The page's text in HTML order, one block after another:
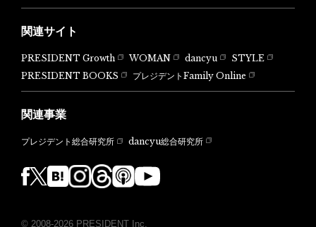
関連サイト
PRESIDENT Growth WOMAN dancyu
STYLE
PRESIDENT BOOKS
プレジデントFamily Online
関連事業
プレジデント総合研究所 dancyu総合研究所
© 2008-2026 PRESIDENT Inc.